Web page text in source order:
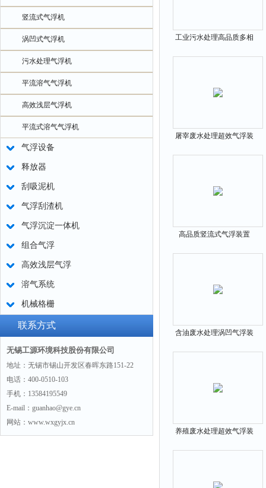
竖流式气浮机
涡凹式气浮机
污水处理气浮机
平流溶气气浮机
高效浅层气浮机
平流式溶气气浮机
气浮设备
释放器
刮吸泥机
气浮刮渣机
气浮沉淀一体机
组合气浮
高效浅层气浮
溶气系统
机械格栅
联系方式
无锡工源环境科技股份有限公司
地址：无锡市锡山开发区春晖东路151-22
电话：400-0510-103
手机：13584195549
E-mail：guanhao@gye.cn
网站：www.wxgyjx.cn
工业污水处理高品质多相
屠宰废水处理超效气浮装
高品质竖流式气浮装置
含油废水处理涡凹气浮装
养殖废水处理超效气浮装